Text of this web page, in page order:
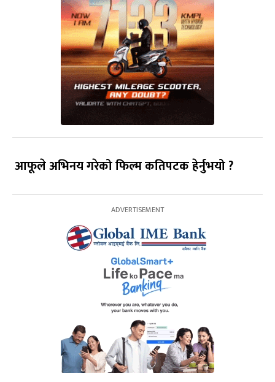
आफूले अभिनय गरेको फिल्म कतिपटक हेर्नुभयो ?